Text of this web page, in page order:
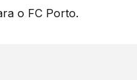
o FC Porto.